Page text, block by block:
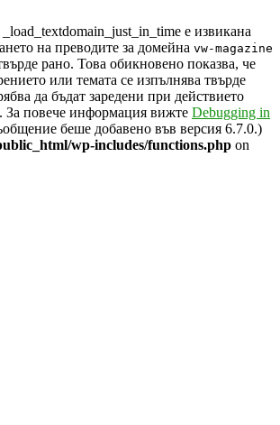
е извикана
на преводите за домейна vw-magazine
рано. Това обикновено показва, че
или темата се изпълнява твърде
да бъдат заредени при действието
За повече информация вижте Debugging in
беше добавено във версия 6.7.0.)
wp-includes/functions.php on